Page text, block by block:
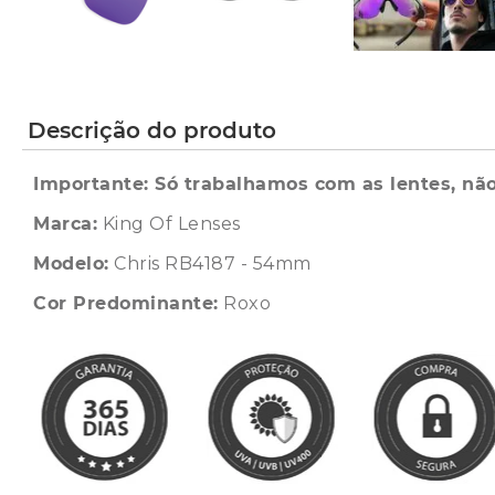
Descrição do produto
Importante: Só trabalhamos com as lentes,
Marca: King Of Lenses
Modelo: Chris RB4187 - 54mm
Cor Predominante: Roxo